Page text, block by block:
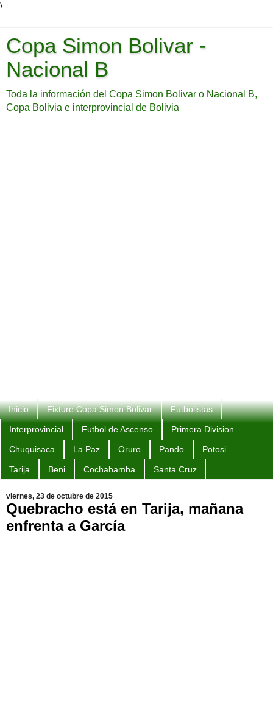
\
Copa Simon Bolivar -
Nacional B
Toda la información del Copa Simon Bolivar o Nacional B,
Copa Bolivia e interprovincial de Bolivia
Inicio Fixture Copa Simon Bolivar Futbolistas
Interprovincial Futbol de Ascenso Primera Division
Chuquisaca La Paz Oruro Pando Potosi
Tarija Beni Cochabamba Santa Cruz
viernes, 23 de octubre de 2015
Quebracho está en Tarija, mañana
enfrenta a García